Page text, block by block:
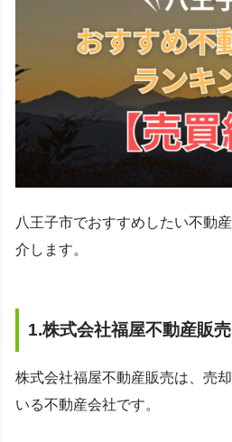
八王子市でおすすめしたい不動
介します。
1.株式会社福屋不動産販
株式会社福屋不動産販売は、売
いる不動産会社です。